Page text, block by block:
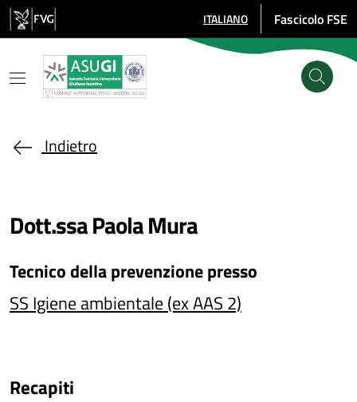
Salta al contenuto principale
SELEZIONE LINGUA: LINGUA
ITALIANO Fascicolo FSE
Indietro
Dott.ssa Paola Mura
Tecnico della prevenzionepresso
SS Igiene ambientale (ex AAS 2)
Recapiti